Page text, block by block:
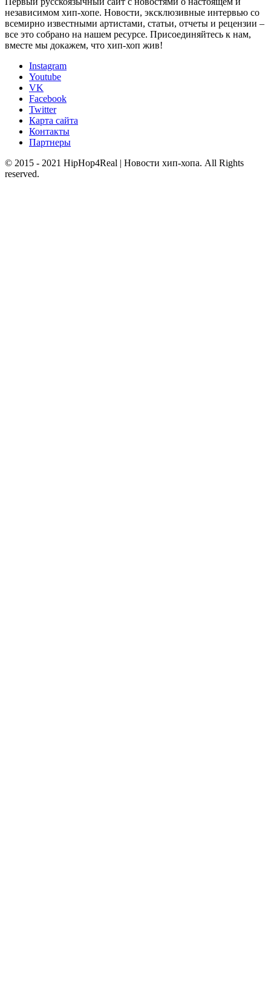
независимом хип-хопе. Новости, эксклюзивные интервью со
всемирно известными артистами, статьи, отчеты и рецензии –
все это собрано на нашем ресурсе. Присоединяйтесь к нам,
вместе мы докажем, что хип-хоп жив!
Instagram
Youtube
VK
Facebook
Twitter
Карта сайта
Контакты
Партнеры
© 2015 - 2021 HipHop4Real | Новости хип-хопа. All Rights
reserved.